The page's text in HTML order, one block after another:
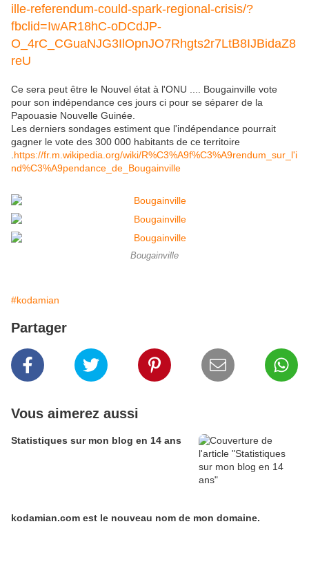
ille-referendum-could-spark-regional-crisis/?
fbclid=IwAR18hC-oDCdJP-
O_4rC_CGuaNJG3IlOpnJO7Rhgts2r7LtB8IJBidaZ8
reU
Ce sera peut être le Nouvel état à l'ONU .... Bougainville vote
pour son indépendance ces jours ci pour se séparer de la
Papouasie Nouvelle Guinée.
Les derniers sondages estiment que l'indépendance pourrait
gagner le vote des 300 000 habitants de ce territoire
https://fr.m.wikipedia.org/wiki/R%C3%A9f%C3%A9rendum_sur_l'i
nd%C3%A9pendance_de_Bougainville
Bougainville
#kodamian
Partager
Vous aimerez aussi
Statistiques sur mon blog en 14 ans
kodamian.com est le nouveau nom de mon domaine.